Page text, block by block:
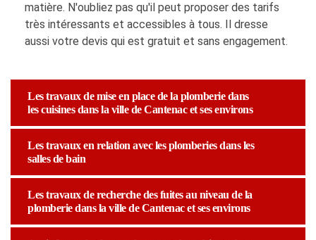
matière. N'oubliez pas qu'il peut proposer des tarifs
très intéressants et accessibles à tous. Il dresse
aussi votre devis qui est gratuit et sans engagement.
Les travaux de mise en place de la plomberie dans
les cuisines dans la ville de Cantenac et ses environs
Les travaux en relation avec les plomberies dans les
salles de bain
Les travaux de recherche des fuites au niveau de la
plomberie dans la ville de Cantenac et ses environs